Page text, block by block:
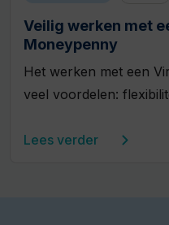
Veilig werken met
Moneypenny
Het werken met een
veel voordelen:
Lees verder